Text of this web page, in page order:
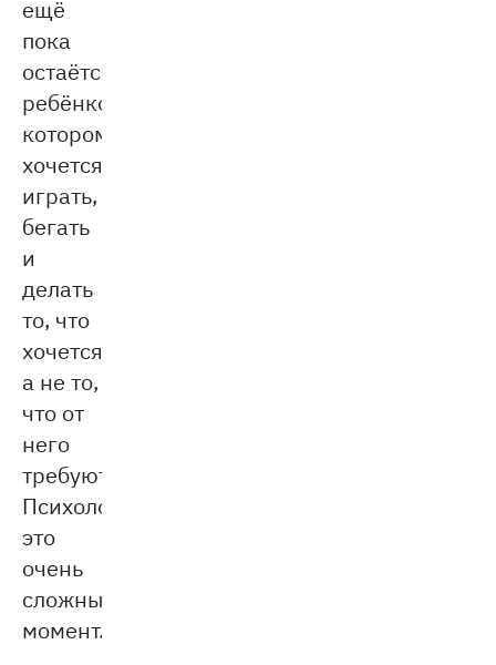
ещё
пока
остаётся
ребёнком,
которому
хочется
играть,
бегать
и
делать
то, что
хочется,
а не то,
что от
него
требуют.
Психологически
это
очень
сложный
момент.